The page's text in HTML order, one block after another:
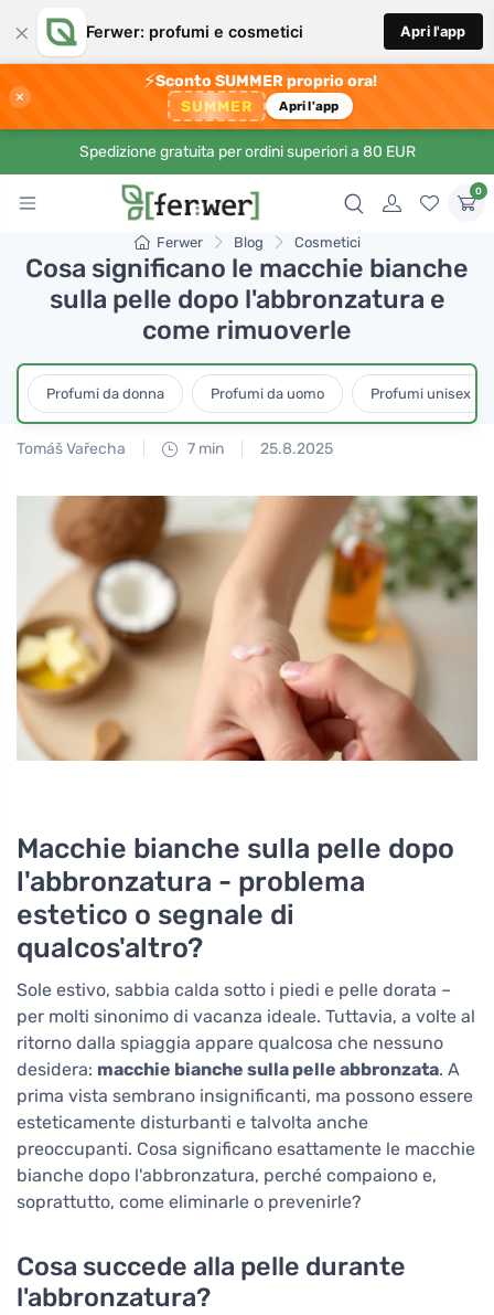
× Ferwer: profumi e cosmetici Apri l'app
×
⚡Sconto SUMMER proprio ora!
SUMMER Apri l'app
Spedizione gratuita per ordini superiori a 80 EUR
0
Ferwer Blog Cosmetici
Cosa significano le macchie bianche
sulla pelle dopo l'abbronzatura e
come rimuoverle
Profumi da donna Profumi da uomo Profumi unisex
Tomáš Vařecha 7 min 25.8.2025
Macchie bianche sulla pelle dopo
l'abbronzatura - problema
estetico o segnale di
qualcos'altro?
Sole estivo, sabbia calda sotto i piedi e pelle dorata –
per molti sinonimo di vacanza ideale. Tuttavia, a volte al
ritorno dalla spiaggia appare qualcosa che nessuno
desidera: macchie bianche sulla pelle abbronzata. A
prima vista sembrano insignificanti, ma possono essere
esteticamente disturbanti e talvolta anche
preoccupanti. Cosa significano esattamente le macchie
bianche dopo l'abbronzatura, perché compaiono e,
soprattutto, come eliminarle o prevenirle?
Cosa succede alla pelle durante
l'abbronzatura?